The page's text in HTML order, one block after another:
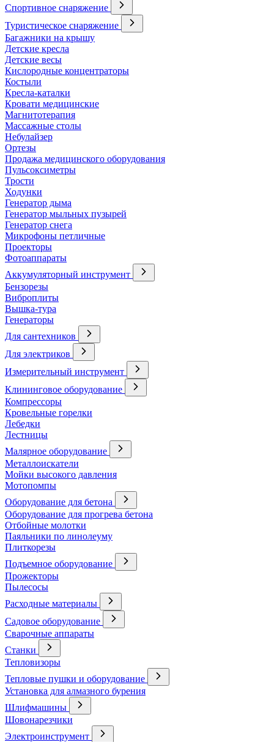
Спортивное снаряжение
Туристическое снаряжение
Багажники на крышу
Детские кресла
Детские весы
Кислородные концентраторы
Костыли
Кресла-каталки
Кровати медицинские
Магнитотерапия
Массажные столы
Небулайзер
Ортезы
Продажа медицинского оборудования
Пульсоксиметры
Трости
Ходунки
Генератор дыма
Генератор мыльных пузырей
Генератор снега
Микрофоны петличные
Проекторы
Фотоаппараты
Аккумуляторный инструмент
Бензорезы
Виброплиты
Вышка-тура
Генераторы
Для сантехников
Для электриков
Измерительный инструмент
Клининговое оборудование
Компрессоры
Кровельные горелки
Лебедки
Лестницы
Малярное оборудование
Металлоискатели
Мойки высокого давления
Мотопомпы
Оборудование для бетона
Оборудование для прогрева бетона
Отбойные молотки
Паяльники по линолеуму
Плиткорезы
Подъемное оборудование
Прожекторы
Пылесосы
Расходные материалы
Садовое оборудование
Сварочные аппараты
Станки
Тепловизоры
Тепловые пушки и оборудование
Установка для алмазного бурения
Шлифмашины
Шовонарезчики
Электроинструмент